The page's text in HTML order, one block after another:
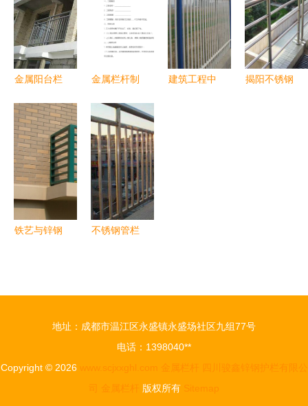
的应用研究
落
金属阳台栏
筑的坚固与
美学
金属栏杆制
务合同范本
建筑工程中
揭阳不锈钢
铁艺与锌钢
不锈钢管栏
地址：成都市温江区永盛镇永盛场社区九组77号
电话：1398040**
Copyright © 2026 www.scjxxghl.com 金属栏杆
四川骏鑫锌钢护栏有限公
司
金属栏杆 版权所有 Sitemap